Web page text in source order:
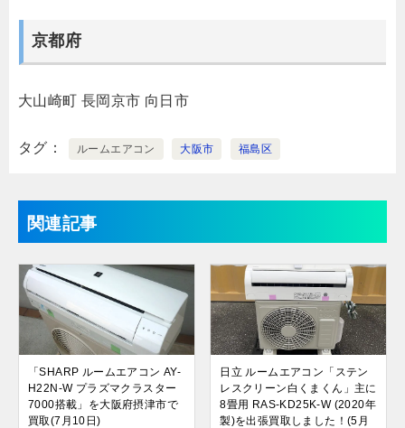
京都府
大山崎町 長岡京市 向日市
タグ ルームエアコン 大阪市 福島区
関連記事
「SHARP ルームエアコン AY-
H22N-W プラズマクラスター
7000搭載」を大阪府摂津市で
買取(7月10日)
日立 ルームエアコン「ステン
レスクリーン白くまくん」主に
8畳用 RAS-KD25K-W (2020年
製)を出張買取しました！(5月